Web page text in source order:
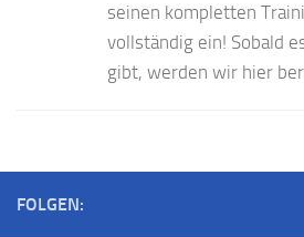
seinen kompletten
vollständig ein! Sobald
gibt, werden wir hier
FOLGEN: